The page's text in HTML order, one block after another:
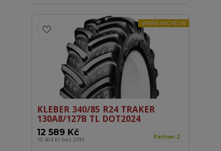
VYRÁBÍ MICHELIN
KLEBER 340/85 R24 TRAKER
130A8/127B TL DOT2024
12 589 Kč
10 404 Kč bez DPH Partner 2